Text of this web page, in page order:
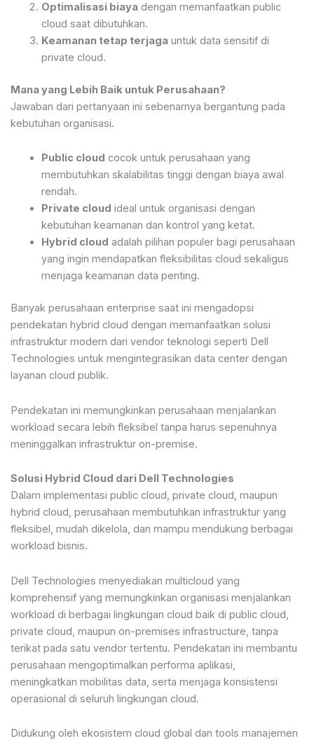
Optimalisasi biaya dengan memanfaatkan public
cloud saat dibutuhkan.
Keamanan tetap terjaga untuk data sensitif di
private cloud.
Mana yang Lebih Baik untuk Perusahaan?
Jawaban dari pertanyaan ini sebenarnya bergantung pada
kebutuhan organisasi.
Public cloud cocok untuk perusahaan yang
membutuhkan skalabilitas tinggi dengan biaya awal
rendah.
Private cloud ideal untuk organisasi dengan
kebutuhan keamanan dan kontrol yang ketat.
Hybrid cloud adalah pilihan populer bagi perusahaan
yang ingin mendapatkan fleksibilitas cloud sekaligus
menjaga keamanan data penting.
Banyak perusahaan enterprise saat ini mengadopsi
pendekatan hybrid cloud dengan memanfaatkan solusi
infrastruktur modern dari vendor teknologi seperti Dell
Technologies untuk mengintegrasikan data center dengan
layanan cloud publik.
Pendekatan ini memungkinkan perusahaan menjalankan
workload secara lebih fleksibel tanpa harus sepenuhnya
meninggalkan infrastruktur on-premise.
Solusi Hybrid Cloud dari Dell Technologies
Dalam implementasi public cloud, private cloud, maupun
hybrid cloud, perusahaan membutuhkan infrastruktur yang
fleksibel, mudah dikelola, dan mampu mendukung berbagai
workload bisnis.
Dell Technologies menyediakan multicloud yang
komprehensif yang memungkinkan organisasi menjalankan
workload di berbagai lingkungan cloud baik di public cloud,
private cloud, maupun on-premises infrastructure, tanpa
terikat pada satu vendor tertentu. Pendekatan ini membantu
perusahaan mengoptimalkan performa aplikasi,
meningkatkan mobilitas data, serta menjaga konsistensi
operasional di seluruh lingkungan cloud.
Didukung oleh ekosistem cloud global dan tools manajemen